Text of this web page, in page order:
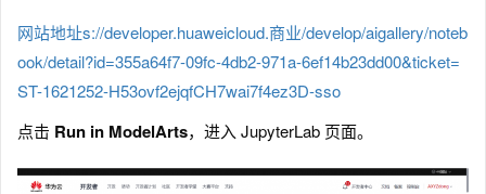
网站地址s://developer.huaweicloud.商业/develop/aigallery/noteb
ook/detail?id=355a64f7-09fc-4db2-971a-6ef14b23dd00&ticket=
ST-1621252-H53ovf2ejqfCH7wai7f4ez3D-sso
点击 Run in ModelArts，进入 JupyterLab 页面。